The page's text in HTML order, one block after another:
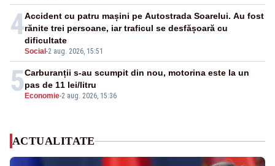
4
Social -2 aug. 2026, 15:51
Accident cu patru mașini pe Autostrada Soarelui. Au fost
rănite trei persoane, iar traficul se desfășoară cu
dificultate
5 Economie-2 aug. 2026, 15:36
Carburanții s-au scumpit din nou, motorina este la un
pas de 11 lei/litru
ACTUALITATE